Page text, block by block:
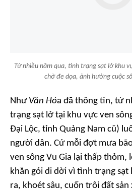
Từ nhiều năm qua, tình trạng sạt lở khu
chờ đe dọa, ảnh hưởng cuộc
Như Văn Hóa đã thông tin, từ
trạng sạt lở tại khu vực ven
Đại Lộc, tỉnh Quảng Nam cũ)
người dân. Cứ mỗi đợt mưa
ven sông Vu Gia lại thấp thỏm,
khăn gói di dời vì tình trạng sạt
ra, khoét sâu, cuốn trôi đất